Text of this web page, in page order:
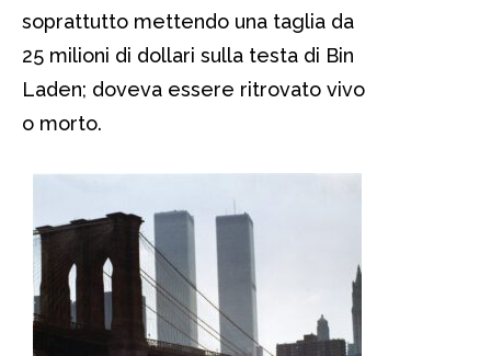
soprattutto mettendo una taglia da
25 milioni di dollari sulla testa di Bin
Laden; doveva essere ritrovato vivo
o morto.